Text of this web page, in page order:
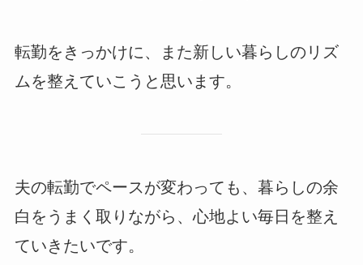
転勤をきっかけに、また新しい暮らしのリズ
ムを整えていこうと思います。
夫の転勤でペースが変わっても、暮らしの余
白をうまく取りながら、心地よい毎日を整え
ていきたいです。